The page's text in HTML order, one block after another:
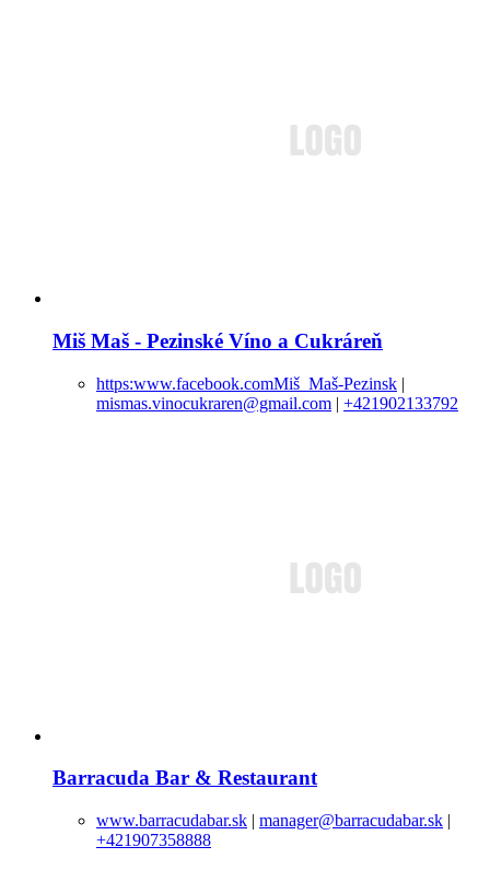
Miš Maš - Pezinské Víno a Cukráreň
https:www.facebook.comMiš_Maš-Pezinsk |
mismas.vinocukraren@gmail.com | +421902133792
Barracuda Bar & Restaurant
www.barracudabar.sk | manager@barracudabar.sk |
+421907358888